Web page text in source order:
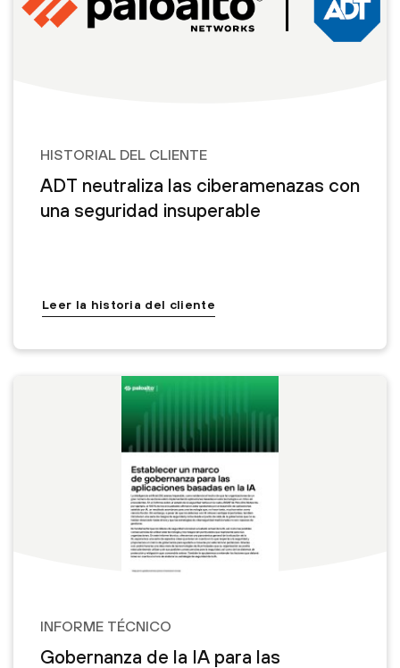
HISTORIAL DEL CLIENTE
ADT neutraliza las ciberamenazas con
una seguridad insuperable
Leer la historia del cliente
INFORME TÉCNICO
Gobernanza de la IA para las